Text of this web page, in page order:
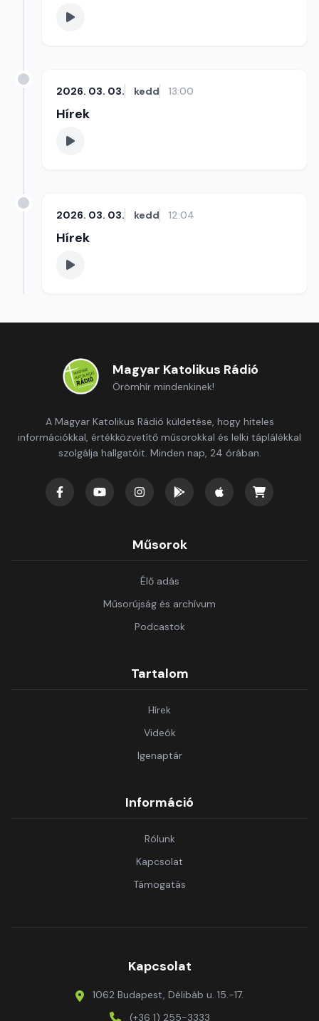
2026. 03. 03. kedd 13:00
Hírek
2026. 03. 03. kedd 12:04
Hírek
Magyar Katolikus Rádió
Örömhír mindenkinek!
A Magyar Katolikus Rádió küldetése, hogy hiteles
információkkal, értékközvetítő műsorokkal és lelki táplálékkal
szolgálja hallgatóit. Minden nap, 24 órában.
Műsorok
Élő adás
Műsorújság és archívum
Podcastok
Tartalom
Hírek
Videók
Igenaptár
Információ
Rólunk
Kapcsolat
Támogatás
Kapcsolat
1062 Budapest, Délibáb u. 15.-17.
(+36 1) 255-3333